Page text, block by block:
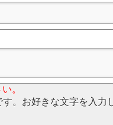
。
。お好きな文字を入力